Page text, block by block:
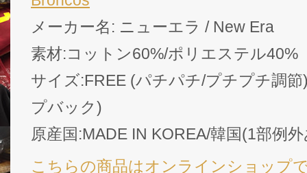
メーカー名: ニューエラ / New Era
素材:コットン60%/ポリエステル40%
サイズ:FREE (パチパチ/プチプチ調
プバック)
原産国:MADE IN KOREA/韓国(1部例
こちらの商品はオンラインショップ